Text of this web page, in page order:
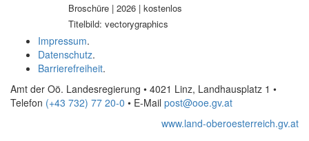
Broschüre | 2026 | kostenlos
Titelbild: vectorygraphics
Impressum.
Datenschutz.
Barrierefreiheit.
Amt der Oö. Landesregierung • 4021 Linz, Landhausplatz 1 •
Telefon (+43 732) 77 20-0 • E-Mail post@ooe.gv.at
www.land-oberoesterreich.gv.at